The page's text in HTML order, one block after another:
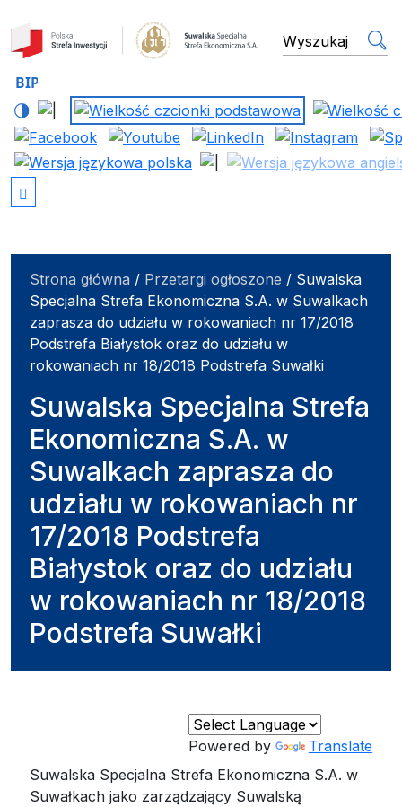
Suwalska Specjalnawyszukiwarka
Strona główna / Przetargi ogłoszone / Suwalska
Specjalna Strefa Ekonomiczna S.A. w Suwalkach
zaprasza do udziału w rokowaniach nr 17/2018
Podstrefa Białystok oraz do udziału w
rokowaniach nr 18/2018 Podstrefa Suwałki
Suwalska Specjalna Strefa
Ekonomiczna S.A. w
Suwalkach zaprasza do
udziału w rokowaniach nr
17/2018 Podstrefa
Białystok oraz do udziału
w rokowaniach nr 18/2018
Podstrefa Suwałki
Powered by
Translate
Suwalska Specjalna Strefa Ekonomiczna S.A. w
Suwałkach jako zarządzający Suwalską